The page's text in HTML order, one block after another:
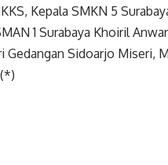
Kepala SMKN 5
1 Surabaya Khoiril
Gedangan Sidoarjo Miseri,